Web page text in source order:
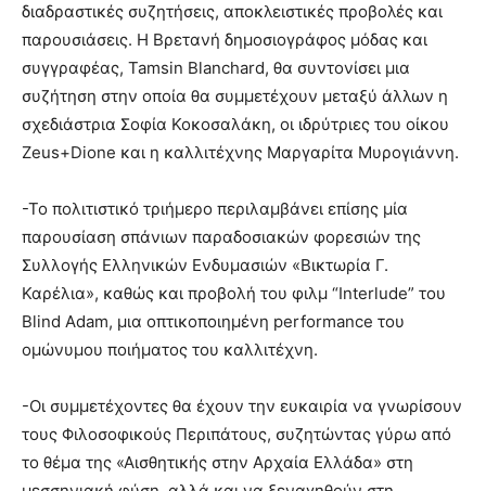
διαδραστικές συζητήσεις, αποκλειστικές προβολές και
παρουσιάσεις. Η Βρετανή δημοσιογράφος μόδας και
συγγραφέας, Tamsin Blanchard, θα συντονίσει μια
συζήτηση στην οποία θα συμμετέχουν μεταξύ άλλων η
σχεδιάστρια Σοφία Κοκοσαλάκη, οι ιδρύτριες του οίκου
Zeus+Dione και η καλλιτέχνης Μαργαρίτα Μυρογιάννη.
-Το πολιτιστικό τριήμερο περιλαμβάνει επίσης μία
παρουσίαση σπάνιων παραδοσιακών φορεσιών της
Συλλογής Ελληνικών Ενδυμασιών «Βικτωρία Γ.
Καρέλια», καθώς και προβολή του φιλμ “Interlude” του
Blind Adam, μια οπτικοποιημένη performance του
ομώνυμου ποιήματος του καλλιτέχνη.
-Οι συμμετέχοντες θα έχουν την ευκαιρία να γνωρίσουν
τους Φιλοσοφικούς Περιπάτους, συζητώντας γύρω από
το θέμα της «Αισθητικής στην Αρχαία Ελλάδα» στη